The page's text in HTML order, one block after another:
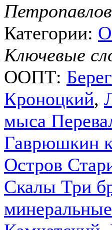
Категории:
Ключевые
ООПТ:
Кроноцкий,
мыса
Гаврюшкин
Остров
Скалы Три